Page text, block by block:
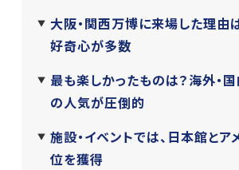
大阪・関西万博に来場した理由
好奇心が多数
最も楽しかったものは？海外・
の人気が圧倒的
施設・イベントでは、日本館とア
位を獲得